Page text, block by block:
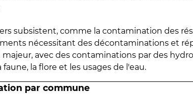
subsistent, comme la contamination des
nécessitant des décontaminations et
avec des contaminations par des
la flore et les usages de l'eau.
par commune